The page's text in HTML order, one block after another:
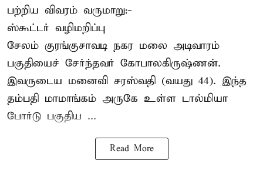
பற்றிய விவரம் வருமாறு:-
ஸ்கூட்டர் வழிமறிப்பு
சேலம் குரங்குசாவடி நகர மலை அடிவாரம்
பகுதியைச் சேர்ந்தவர் கோபாலகிருஷ்ணன்.
இவருடைய மனைவி சரஸ்வதி (வயது 44). இந்த
தம்பதி மாமாங்கம் அருகே உள்ள டால்மியா
போர்டு பகுதிய ...
Read More